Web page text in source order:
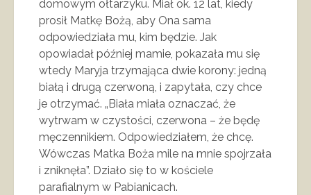
domowym ołtarzyku. Miał ok. 12 lat, kiedy
prosił Matkę Bożą, aby Ona sama
odpowiedziała mu, kim będzie. Jak
opowiadał później mamie, pokazała mu się
wtedy Maryja trzymająca dwie korony: jedną
białą i drugą czerwoną, i zapytała, czy chce
je otrzymać. „Biała miała oznaczać, że
wytrwam w czystości, czerwona – że będę
męczennikiem. Odpowiedziałem, że chcę.
Wówczas Matka Boża mile na mnie spojrzała
i zniknęła”. Działo się to w kościele
parafialnym w Pabianicach.